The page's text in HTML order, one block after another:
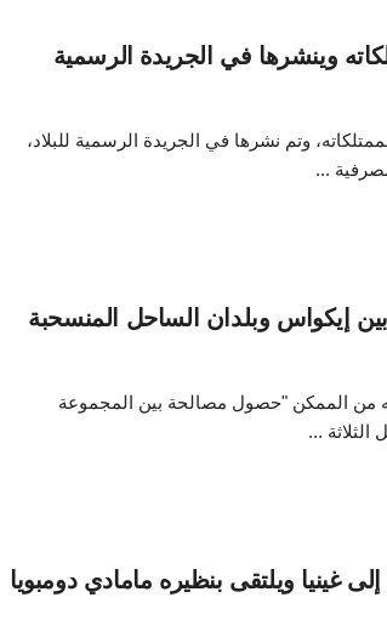
وينشرها في الجريدة الرسمية
وتم نشرها في الجريدة الرسمية للبلاد،
...
إيكواس وبلدان الساحل المنسحبة
من الممكن "حصول مصالحة بين المجموعة
...
غينيا ويلتقى بنظيره مامادي دومبويا